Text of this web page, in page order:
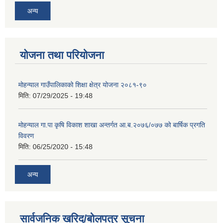
अन्य
योजना तथा परियोजना
मोहन्याल गाउँपालिकाको शिक्षा क्षेत्र योजना २०८१-९०
मिति: 07/29/2025 - 19:48
मोहन्याल गा.पा कृषि विकाश शाखा अन्तर्गत आ.ब.२०७६/०७७ को बार्षिक प्रगति
विवरण
मिति: 06/25/2020 - 15:48
अन्य
सार्वजनिक खरिद/बोलपत्र सूचना